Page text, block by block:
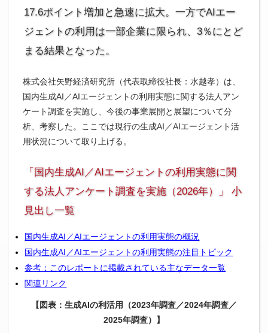
17.6ポイント増加と急速に拡大。一方でAIエー
ジェントの利用は一部企業に限られ、3％にとど
まる結果となった。
株式会社矢野経済研究所（代表取締役社長：水越孝）は、
国内生成AI／AIエージェントの利用実態に関する法人アン
ケート調査を実施し、今後の事業展開と展望について分
析、考察した。ここでは現行の生成AI／AIエージェント活
用状況について取り上げる。
「国内生成AI／AIエージェントの利用実態に関
する法人アンケート調査を実施（2026年）」 小
見出し一覧
国内生成AI／AIエージェントの利用実態の概況
国内生成AI／AIエージェントの利用実態の注目トピック
参考：このレポートに掲載されている主なデータ一覧
関連リンク
【図表：生成AIの利活用（2023年調査／2024年調査／
2025年調査）】